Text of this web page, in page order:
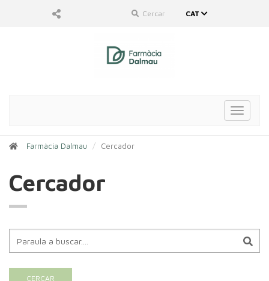
Cercar CAT
Toggle
Farmàcia Dalmau Cercador
Cercador
CERCAR